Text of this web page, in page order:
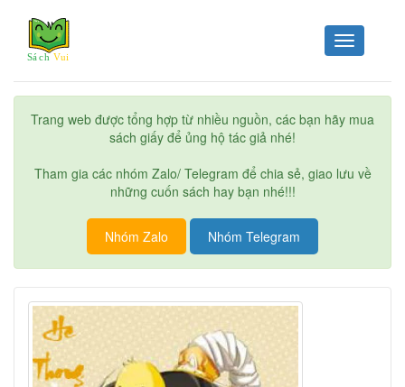
Toggle
navigation
Trang web được tổng hợp từ nhiều nguồn, các bạn hãy mua
sách giấy để ủng hộ tác giả nhé!
Tham gia các nhóm Zalo/ Telegram để chia sẻ, giao lưu về
những cuốn sách hay bạn nhé!!!
Nhóm Zalo Nhóm Telegram